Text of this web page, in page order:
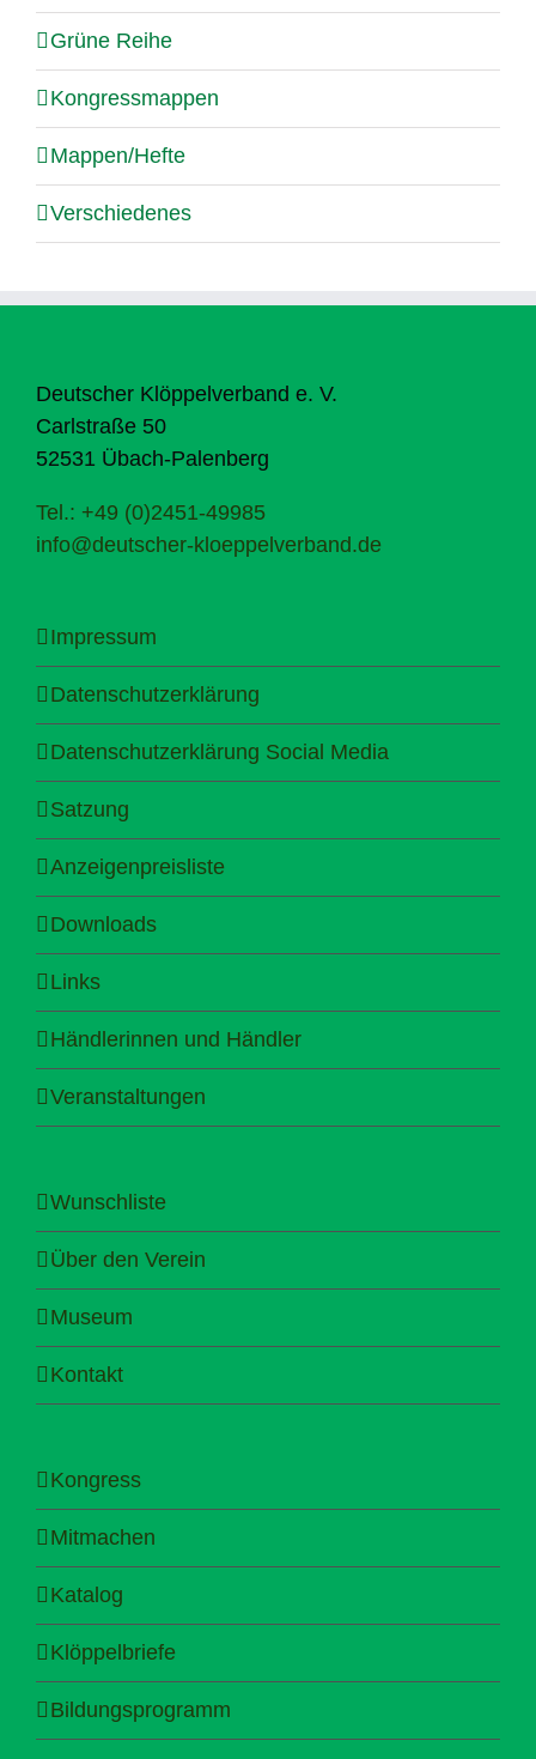
Grüne Reihe
Kongressmappen
Mappen/Hefte
Verschiedenes
Deutscher Klöppelverband e. V.
Carlstraße 50
52531 Übach-Palenberg
Tel.: +49 (0)2451-49985
info@deutscher-kloeppelverband.de
Impressum
Datenschutzerklärung
Datenschutzerklärung Social Media
Satzung
Anzeigenpreisliste
Downloads
Links
Händlerinnen und Händler
Veranstaltungen
Wunschliste
Über den Verein
Museum
Kontakt
Kongress
Mitmachen
Katalog
Klöppelbriefe
Bildungsprogramm